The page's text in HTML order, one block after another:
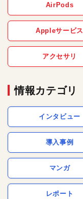
AirPods
Appleサービス
アクセサリ
情報カテゴリ
インタビュー
導入事例
マンガ
レポート